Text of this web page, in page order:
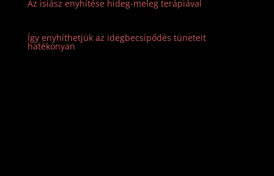
Az isiász enyhítése hideg-meleg terápiával
Így enyhíthetjük az idegbecsípődés tüneteit
hatékonyan